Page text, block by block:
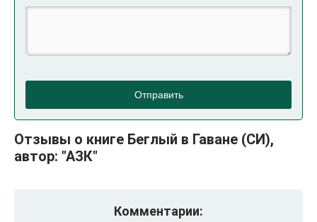
Отправить
Отзывы о книге Беглый в Гаване (СИ),
автор: "АЗК"
Комментарии: